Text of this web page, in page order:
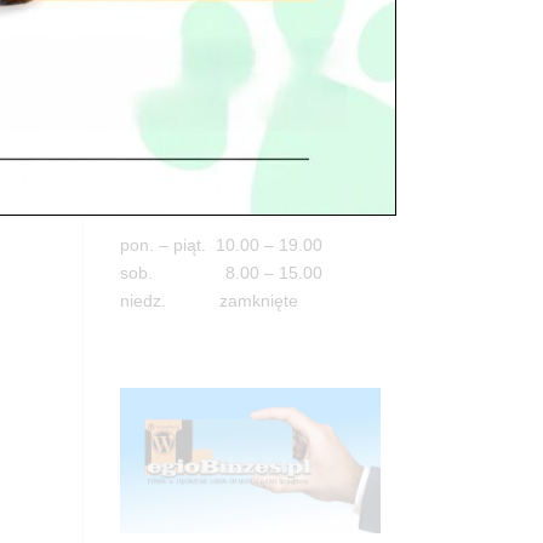
05-100 Nowy Dwór Mazowiecki
tel. 503 900 215
pon. – piąt. 10.00 – 19.00
sob. 8.00 – 15.00
niedz. zamknięte